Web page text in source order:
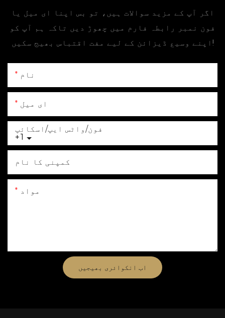
اگر آپ کے مزید سوالات ہیں، تو بس اپنا ای میل یا
فون نمبر رابطہ فارم میں چھوڑ دیں تاکہ ہم آپ کو
اپنے وسیع ڈیزائن کے لیے مفت اقتباس بھیج سکیں!
نام
ای میل
+1
فون/واٹس ایپ/اسکائپ
کمپنی کا نام
مواد
اب انکوائری بھیجیں